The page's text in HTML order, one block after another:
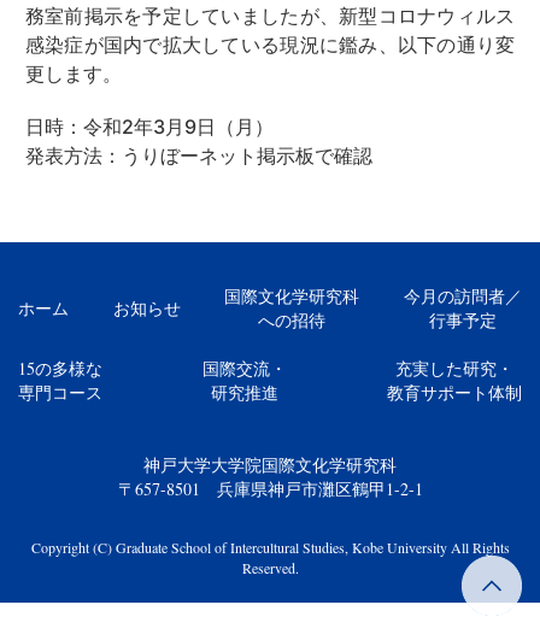
務室前掲示を予定していましたが、新型コロナウィルス
感染症が国内で拡大している現況に鑑み、以下の通り変
更します。
日時：令和2年3月9日（月）
発表方法：うりぼーネット掲示板で確認
ホーム お知らせ
国際文化学研究科
への招待
今月の訪問者／
行事予定
15の多様な
専門コース
国際交流・
研究推進
充実した研究・
教育サポート体制
神戸大学大学院国際文化学研究科
〒657-8501 兵庫県神戸市灘区鶴甲1-2-1
Copyright (C) Graduate School of Intercultural Studies, Kobe University All Rights
Reserved.